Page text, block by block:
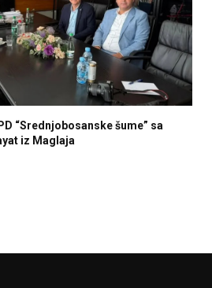
“Srednjobosanske šume” sa
iz Maglaja